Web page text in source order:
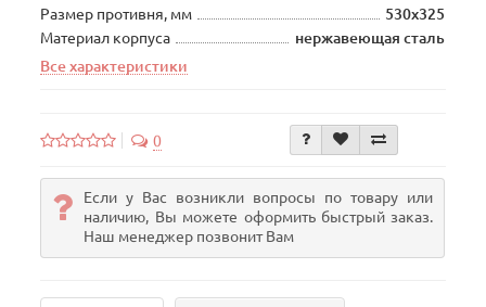
Размер противня, мм
530х325
Материал корпуса
нержавеющая сталь
Все характеристики
0
Если у Вас возникли вопросы по товару или
наличию, Вы можете оформить быстрый заказ.
Наш менеджер позвонит Вам